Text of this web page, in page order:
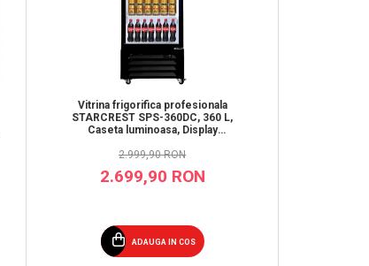
Vitrina frigorifica profesionala
STARCREST SPS-360DC, 360 L,
Caseta luminoasa, Display
Iluminare LED, Roti, H 195 cm
2.999,90 RON
2.699,90 RON
ADAUGA IN COS